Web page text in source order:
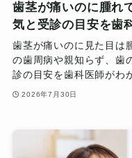
歯茎が痛いのに腫れ
気と受診の目安を歯
歯茎が痛いのに見た目は
の歯周病や親知らず、歯
診の目安を歯科医師がわ
2026年7月30日